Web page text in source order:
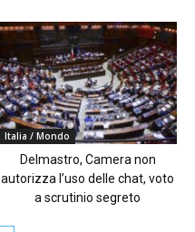
Italia / Mondo
Delmastro, Camera non
autorizza l’uso delle chat, voto
a scrutinio segreto